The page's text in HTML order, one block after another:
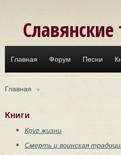
Главная Форум Песни
Главная »
Книги
Круг жизни
Смерть и воинская